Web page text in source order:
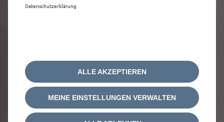
Datenschutzerklärung
MEINE EINSTELLUNGEN VERWALTEN
ALLE AKZEPTIEREN